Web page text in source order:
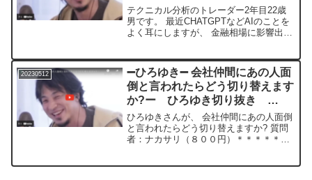
き 20230512
テクニカル分析のトレーダー2年目22歳
男です。 最近CHATGPTなどAIのことを
よく耳にしますが、 金融相場に影響出て
が気にせずにコツコツやっています。 で
も同業...
20230512
➖ひろゆき➖ 会社仲間にあの人面
倒と言われたらどう切り替えます
か?ー ひろゆき切り抜き
20230512
ひろゆきさんが、 会社仲間にあの人面倒
と言われたらどう切り替えますか? 質問
者：ナカサリ（８００円）＊＊＊＊＊＊